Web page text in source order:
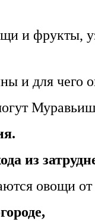
и фрукты,
и для чего
из
овощи